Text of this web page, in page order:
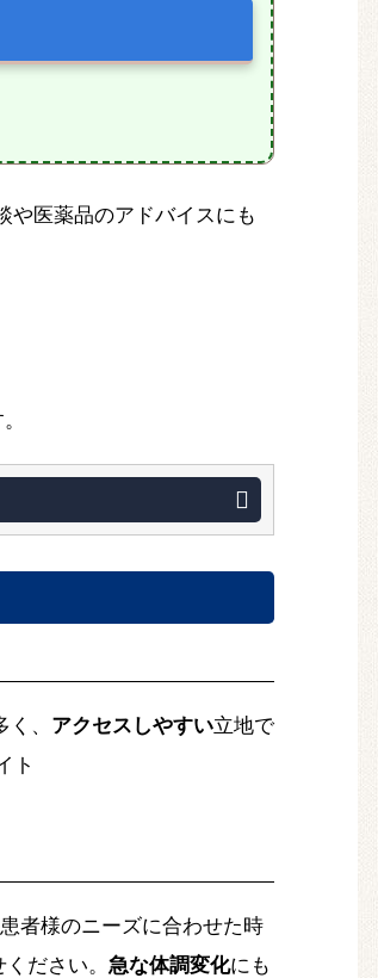
や医薬品のアドバイスにも
、 アクセスしやすい立地で
ト
者様のニーズに合わせた時
ださい。 急な体調変化にも